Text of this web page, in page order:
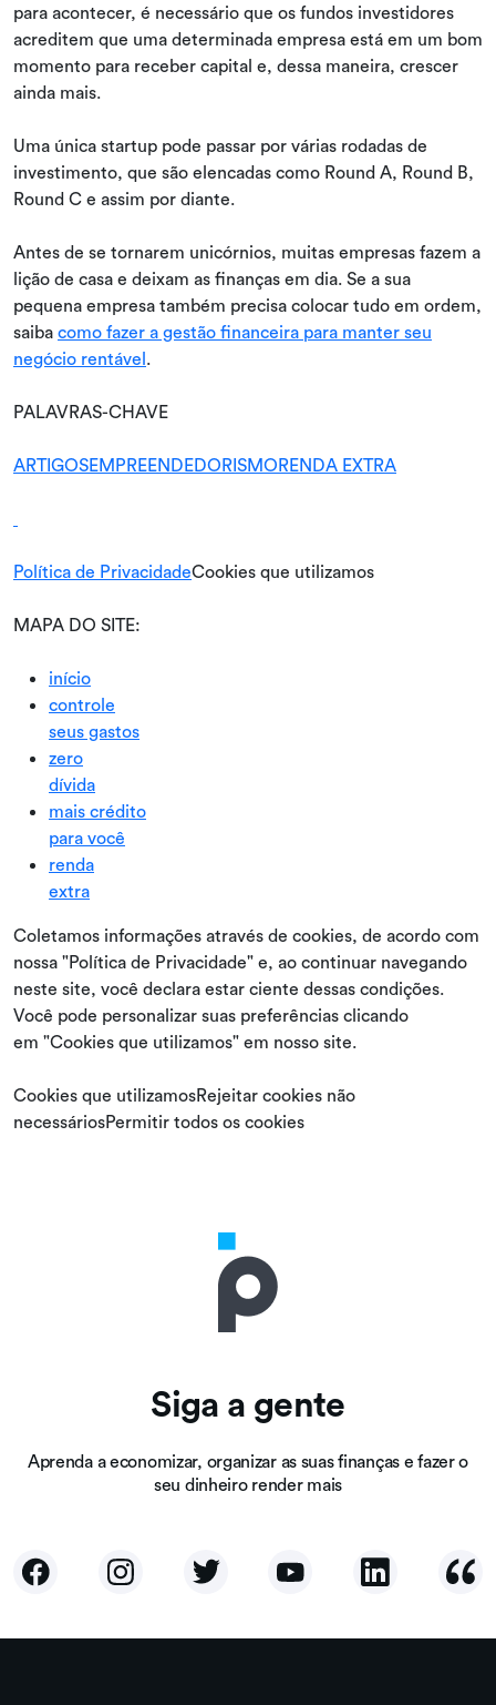
para acontecer, é necessário que os fundos investidores
acreditem que uma determinada empresa está em um bom
momento para receber capital e, dessa maneira, crescer
ainda mais.
Uma única startup pode passar por várias rodadas de
investimento, que são elencadas como Round A, Round B,
Round C e assim por diante.
Antes de se tornarem unicórnios, muitas empresas fazem a
lição de casa e deixam as finanças em dia. Se a sua
pequena empresa também precisa colocar tudo em ordem,
saiba como fazer a gestão financeira para manter seu
negócio rentável.
PALAVRAS-CHAVE
ARTIGOSEMPREENDEDORISMORENDA EXTRA
Política de PrivacidadeCookies que utilizamos
MAPA DO SITE:
início
controle
seus gastos
zero
dívida
mais crédito
para você
renda
extra
Coletamos informações através de cookies, de acordo com
nossa "Política de Privacidade" e, ao continuar navegando
neste site, você declara estar ciente dessas condições.
Você pode personalizar suas preferências clicando
em "Cookies que utilizamos" em nosso site.
Cookies que utilizamosRejeitar cookies não
necessáriosPermitir todos os cookies
Siga a gente
Aprenda a economizar, organizar as suas finanças e fazer o
seu dinheiro render mais